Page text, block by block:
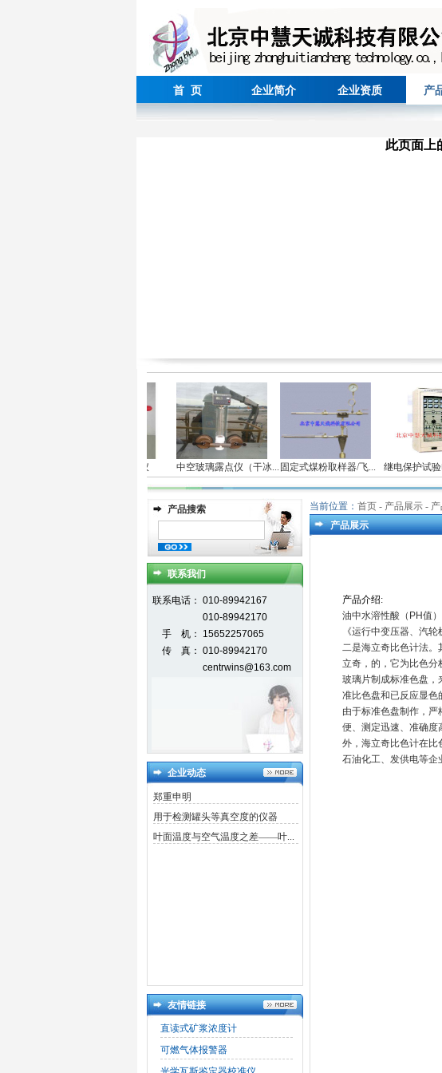
首 页 企业简介 企业资质 产
此页面上
中空玻璃露点仪（干冰...固定式煤粉取样器/飞... 继电保护试验
产品搜索
联系我们
联系电话： 010-89942167
010-89942170
手 机：
15652257065
传 真： 010-89942170
centrwins@163.com
企业动态
郑重申明
用于检测罐头等真空度的仪器
叶面温度与空气温度之差——叶...
友情链接
直读式矿浆浓度计
可燃气体报警器
当前位置： 首页 - 产品展示 -
产品展示
产品介绍:
油中水溶性酸（PH值
《运行中变压器、汽
二是海立奇比色计法。
立奇，的，它为比色分
玻璃片制成标准色盘，
准比色盘和已反应显色
由于标准色盘制作，
便、测定迅速、准确度
外，海立奇比色计在比
石油化工、发供电等企